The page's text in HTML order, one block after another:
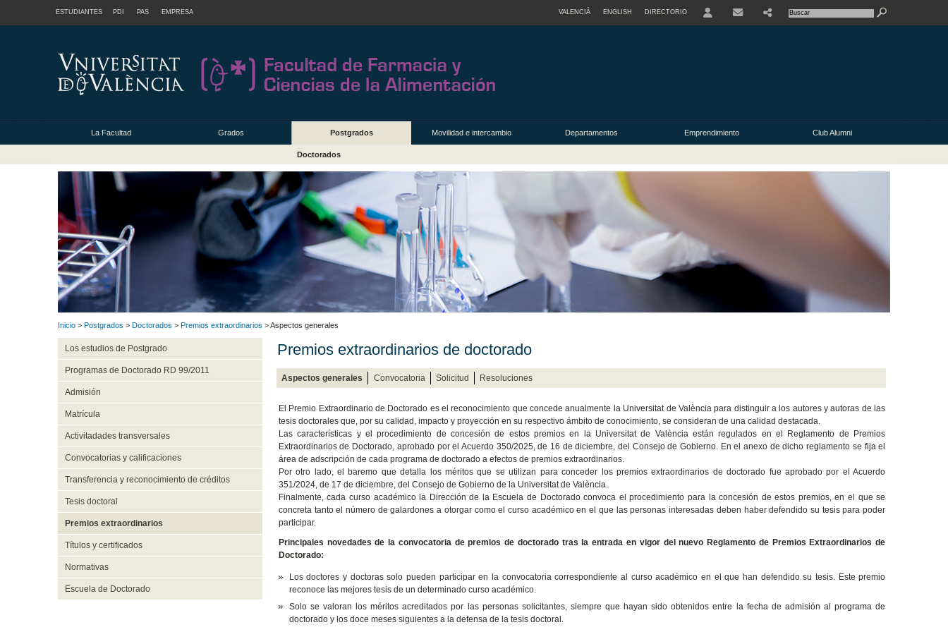
ESTUDIANTES PDI PAS EMPRESA VALENCIÀ ENGLISH DIRECTORIO
La Facultad Grados Postgrados Movilidad e intercambio Departamentos Emprendimiento Club Alumni
Doctorados
Inicio > Postgrados > Doctorados > Premios extraordinarios > Aspectos generales
Los estudios de Postgrado
Programas de Doctorado RD 99/2011
Admisión
Matrícula
Activitadades transversales
Convocatorias y calificaciones
Transferencia y reconocimiento de créditos
Tesis doctoral
Premios extraordinarios
Títulos y certificados
Normativas
Escuela de Doctorado
Premios extraordinarios de doctorado
Aspectos generales Convocatoria Solicitud Resoluciones
El Premio Extraordinario de Doctorado es el reconocimiento que concede anualmente la Universitat de València para distinguir a los autores y autoras de las
tesis doctorales que, por su calidad, impacto y proyección en su respectivo ámbito de conocimiento, se consideran de una calidad destacada.
Las características y el procedimiento de concesión de estos premios en la Universitat de València están regulados en el Reglamento de Premios
Extraordinarios de Doctorado, aprobado por el Acuerdo 350/2025, de 16 de diciembre, del Consejo de Gobierno. En el anexo de dicho reglamento se fija el
área de adscripción de cada programa de doctorado a efectos de premios extraordinarios.
Por otro lado, el baremo que detalla los méritos que se utilizan para conceder los premios extraordinarios de doctorado fue aprobado por el Acuerdo
351/2024, de 17 de diciembre, del Consejo de Gobierno de la Universitat de València.
Finalmente, cada curso académico la Dirección de la Escuela de Doctorado convoca el procedimiento para la concesión de estos premios, en el que se
concreta tanto el número de galardones a otorgar como el curso académico en el que las personas interesadas deben haber defendido su tesis para poder
participar.
Principales novedades de la convocatoria de premios de doctorado tras la entrada en vigor del nuevo Reglamento de Premios Extraordinarios de
Doctorado:
Los doctores y doctoras solo pueden participar en la convocatoria correspondiente al curso académico en el que han defendido su tesis. Este premio
reconoce las mejores tesis de un determinado curso académico.
Solo se valoran los méritos acreditados por las personas solicitantes, siempre que hayan sido obtenidos entre la fecha de admisión al programa de
doctorado y los doce meses siguientes a la defensa de la tesis doctoral.